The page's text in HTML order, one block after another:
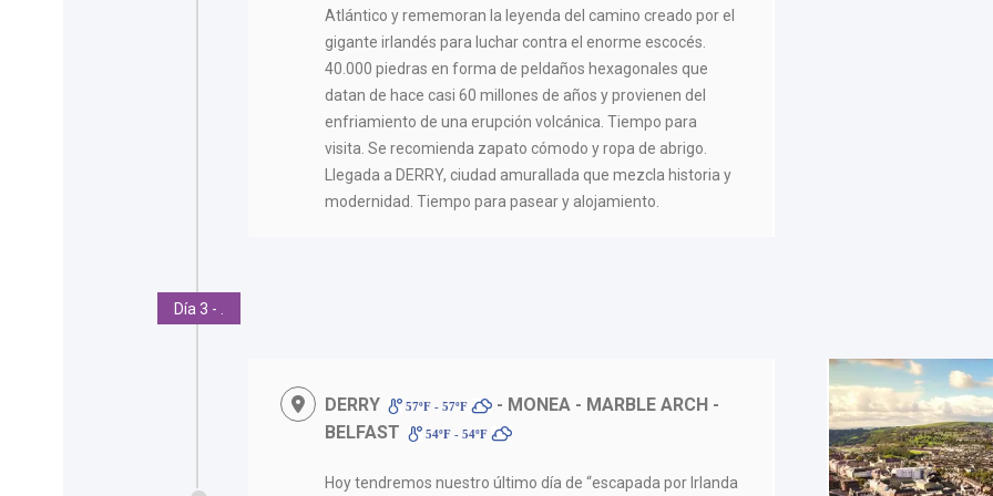
Atlántico y rememoran la leyenda del camino creado por el
gigante irlandés para luchar contra el enorme escocés.
40.000 piedras en forma de peldaños hexagonales que
datan de hace casi 60 millones de años y provienen del
enfriamiento de una erupción volcánica. Tiempo para
visita. Se recomienda zapato cómodo y ropa de abrigo.
Llegada a DERRY, ciudad amurallada que mezcla historia y
modernidad. Tiempo para pasear y alojamiento.
Día 3 - .
DERRY 57ºF - 57ºF
- MONEA - MARBLE ARCH -
BELFAST
54ºF - 54ºF
Hoy tendremos nuestro último día de “escapada por Irlanda